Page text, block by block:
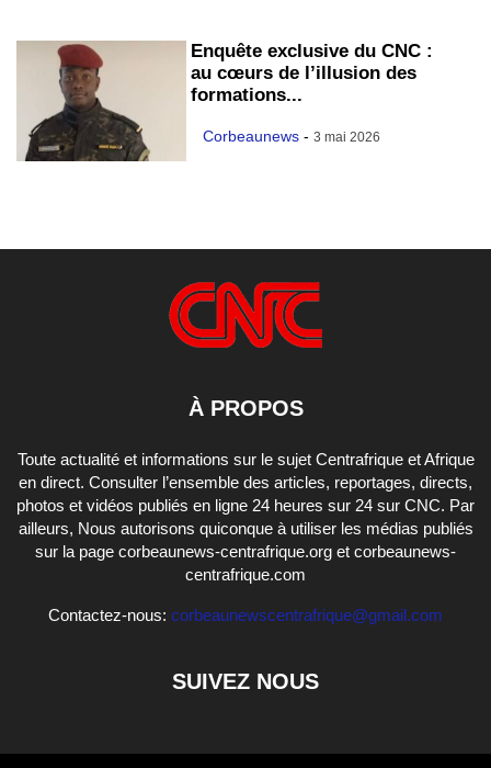
Enquête exclusive du CNC :
au cœurs de l’illusion des
formations...
Corbeaunews - 3 mai 2026
À PROPOS
Toute actualité et informations sur le sujet Centrafrique et Afrique
en direct. Consulter l’ensemble des articles, reportages, directs,
photos et vidéos publiés en ligne 24 heures sur 24 sur CNC. Par
ailleurs, Nous autorisons quiconque à utiliser les médias publiés
sur la page corbeaunews-centrafrique.org et corbeaunews-
centrafrique.com
Contactez-nous: corbeaunewscentrafrique@gmail.com
SUIVEZ NOUS